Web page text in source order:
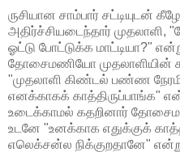
ருசியான சாம்பார் சட்டியுடன்
அதிர்ச்சியடைந்தார் முதலாளி,
ஓட்டு போட்டுக்க மாட்டியா?"
தோசைமணியோ முதலாளியின்
"முதலாளி கிண்டல் பண்ண
எனக்காகக் காத்திருப்பாங்க"
உடைக்காமல் கதறினார்
உடனே "உனக்காக எதுக்குக்
எலெக்சன்ல நிக்குறதானே"